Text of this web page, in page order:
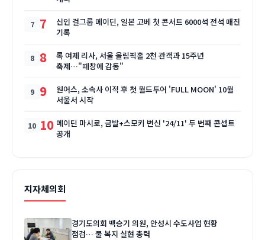
7
신인 걸그룹 메이딘, 일본 고베 첫 콘서트 6000석 전석 매진
기록
8
록 여제 리사, 서울 올림픽홀 2천 관객과 15주년
축제…"떼창에 감동"
9
원어스, 소속사 이적 후 첫 월드투어 'FULL MOON' 10월
서울서 시작
10 메이딘 마시로, 금발+스모키 변신 '24/11' 두 번째 콘셉트
공개
지자체의회
경기도의회 백승기 의원, 안성시 수도사업 현황
점검… 물 복지 실현 총력